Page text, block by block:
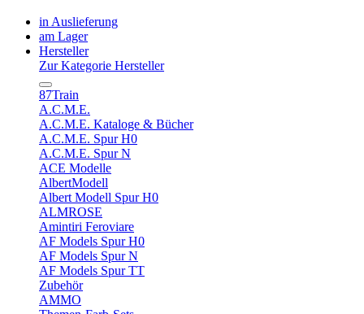
in Auslieferung
am Lager
Hersteller
Zur Kategorie Hersteller
87Train
A.C.M.E.
A.C.M.E. Kataloge & Bücher
A.C.M.E. Spur H0
A.C.M.E. Spur N
ACE Modelle
AlbertModell
Albert Modell Spur H0
ALMROSE
Amintiri Feroviare
AF Models Spur H0
AF Models Spur N
AF Models Spur TT
Zubehör
AMMO